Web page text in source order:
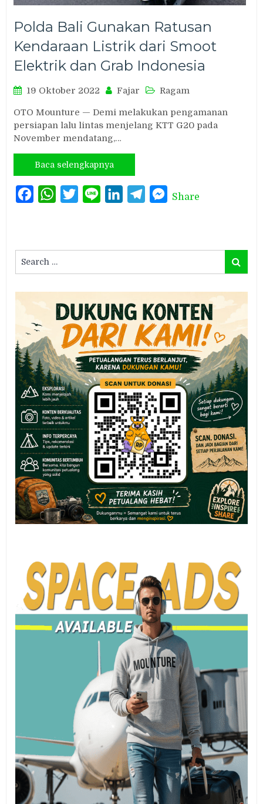
Polda Bali Gunakan Ratusan
Kendaraan Listrik dari Smoot
Elektrik dan Grab Indonesia
19 Oktober 2022 Fajar Ragam
OTO Mounture — Demi melakukan pengamanan
persiapan lalu lintas menjelang KTT G20 pada
November mendatang,…
Baca selengkapnya
FacebookWhatsAppTwitterLine LinkedInTelegramMessenger
Share
for:
Search